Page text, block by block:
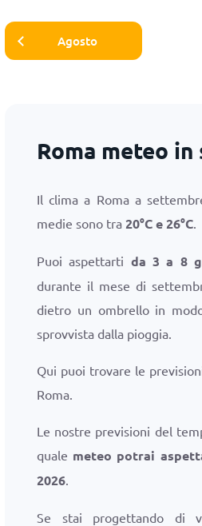
Agosto
Roma meteo
Il clima a Roma a
medie sono tra 20°Ce26°C.
Puoi aspettarti da 3 a 8
durante il mese di
dietro un ombrello in
sprovvista dalla pioggia.
Qui puoi trovare le
Roma.
Le nostre previsioni del
quale meteo potrai
2026.
Se stai progettando di